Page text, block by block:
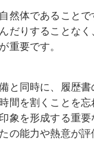
然体であること
だりすることな
重要です。
と同時に、履歴
間を割くことを忘
象を形成する重要
の能力や熱意が評